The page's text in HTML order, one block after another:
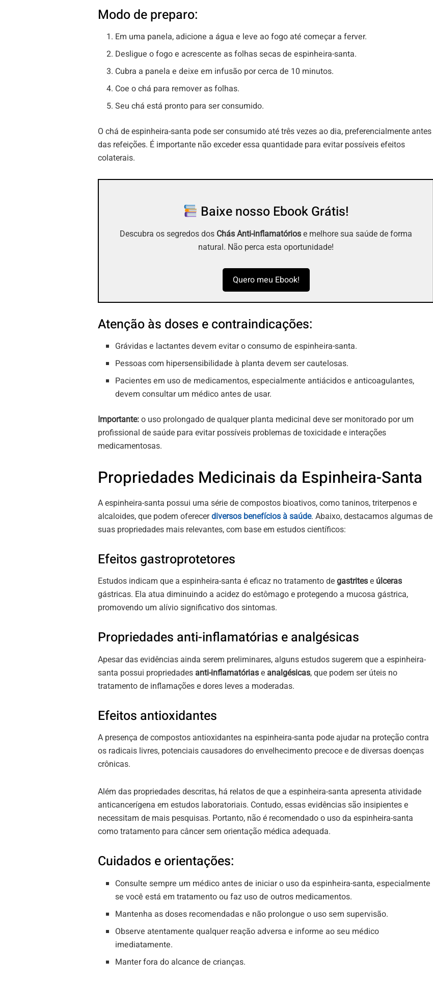
Modo de preparo:
Em uma panela, adicione a água e leve ao fogo até começar a ferver.
Desligue o fogo e acrescente as folhas secas de espinheira-santa.
Cubra a panela e deixe em infusão por cerca de 10 minutos.
Coe o chá para remover as folhas.
Seu chá está pronto para ser consumido.
O chá de espinheira-santa pode ser consumido até três vezes ao dia, preferencialmente antes
das refeições. É importante não exceder essa quantidade para evitar possíveis efeitos
colaterais.
Baixe nosso Ebook Grátis!
Descubra os segredos dos Chás Anti-inflamatórios e melhore sua saúde de forma
natural. Não perca esta oportunidade!
Quero meu Ebook!
Atenção às doses e contraindicações:
Grávidas e lactantes devem evitar o consumo de espinheira-santa.
Pessoas com hipersensibilidade à planta devem ser cautelosas.
Pacientes em uso de medicamentos, especialmente antiácidos e anticoagulantes,
devem consultar um médico antes de usar.
Importante: o uso prolongado de qualquer planta medicinal deve ser monitorado por um
profissional de saúde para evitar possíveis problemas de toxicidade e interações
medicamentosas.
Propriedades Medicinais da Espinheira-Santa
A espinheira-santa possui uma série de compostos bioativos, como taninos, triterpenos e
alcaloides, que podem oferecerdiversos benefícios à saúde. Abaixo, destacamos algumas de
suas propriedades mais relevantes, com base em estudos científicos:
Efeitos gastroprotetores
Estudos indicam que a espinheira-santa é eficaz no tratamento de gastrites e úlceras
gástricas. Ela atua diminuindo a acidez do estômago e protegendo a mucosa gástrica,
promovendo um alívio significativo dos sintomas.
Propriedades anti-inflamatórias e analgésicas
Apesar das evidências ainda serem preliminares, alguns estudos sugerem que a espinheira-
santa possui propriedades anti-inflamatórias e analgésicas, que podem ser úteis no
tratamento de inflamações e dores leves a moderadas.
Efeitos antioxidantes
A presença de compostos antioxidantes na espinheira-santa pode ajudar na proteção contra
os radicais livres, potenciais causadores do envelhecimento precoce e de diversas doenças
crônicas.
Além das propriedades descritas, há relatos de que a espinheira-santa apresenta atividade
anticancerígena em estudos laboratoriais. Contudo, essas evidências são insipientes e
necessitam de mais pesquisas. Portanto, não é recomendado o uso da espinheira-santa
como tratamento para câncer sem orientação médica adequada.
Cuidados e orientações:
Consulte sempre um médico antes de iniciar o uso da espinheira-santa, especialmente
se você está em tratamento ou faz uso de outros medicamentos.
Mantenha as doses recomendadas e não prolongue o uso sem supervisão.
Observe atentamente qualquer reação adversa e informe ao seu médico
imediatamente.
Manter fora do alcance de crianças.